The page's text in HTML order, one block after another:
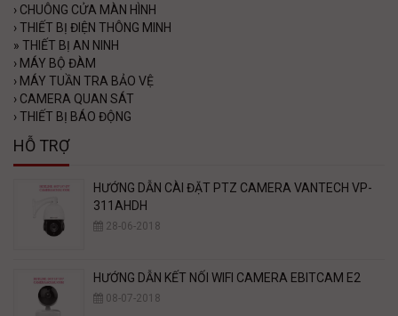
› CHUÔNG CỬA MÀN HÌNH
›THIẾT BỊ ĐIỆN THÔNG MINH
» THIẾT BỊ AN NINH
› MÁY BỘ ĐÀM
› MÁY TUẦN TRA BẢO VỆ
› CAMERA QUAN SÁT
›THIẾT BỊ BÁO ĐỘNG
HỖ TRỢ
HƯỚNG DẪN CÀI ĐẶT PTZ CAMERA VANTECH VP-
311AHDH
28-06-2018
HƯỚNG DẪN KẾT NỐI WIFI CAMERA EBITCAM E2
08-07-2018